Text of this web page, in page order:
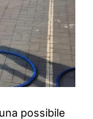
possibile